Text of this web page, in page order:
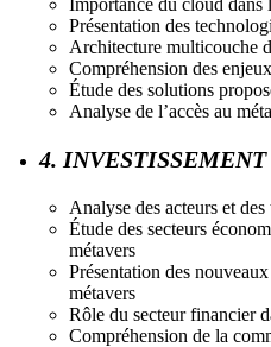
Présentation des
Architecture multicouche
Compréhension des
Étude des solutions
Analyse de l’accès au
4.
Analyse des acteurs et
Étude des secteurs
métavers
Présentation des
métavers
Rôle du secteur financier
Compréhension de la